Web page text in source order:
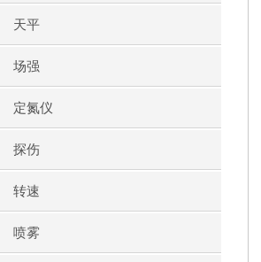
天平
场强
定氮仪
探伤
转速
喷雾